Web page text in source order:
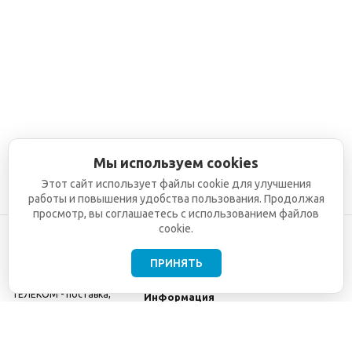
ТЕЛЕКОМ - поставка,
Информация
Мы используем cookies
Этот сайт использует файлы cookie для улучшения
работы и повышения удобства пользования. Продолжая
просмотр, вы соглашаетесь с использованием файлов
cookie.
ПРИНЯТЬ